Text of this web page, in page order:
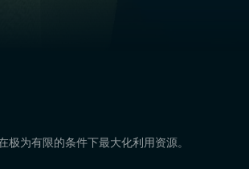
为有限的条件下最大化利用资源。